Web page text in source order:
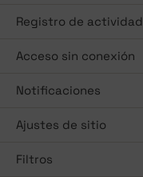
Registro de actividad
Acceso sin conexión
Notificaciones
Ajustes de sitio
Filtros